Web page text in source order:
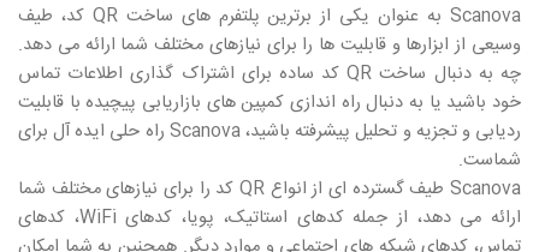
Scanovaبه عنوان یکی از برترین پلتفرم های ساختQR کد، طیف
وسیعی از ابزارها و قابلیت ها را برای نیازهای مختلف شما ارائه می دهد.
چه به دنبال ساخت QRکد ساده برای اشتراک گذاری اطلاعات تماس
خود باشید یا به دنبال راه اندازی کمپین های بازاریابی پیچیده با قابلیت
ردیابی و تجزیه و تحلیل پیشرفته باشید،Scanova راه حلی ایده آل برای
شماست.
Scanova طیف گسترده ای از انواع QR کد را برای نیازهای مختلف شما
ارائه می دهد، از جمله کدهای استاتیک، پویا، کدهای WiFi، کدهای